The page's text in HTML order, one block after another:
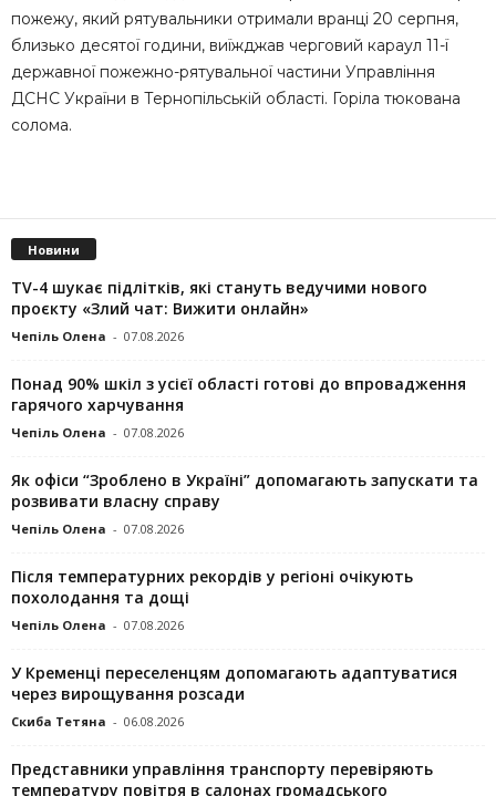
пожежу, який рятувальники отримали вранці 20 серпня,
близько десятої години, виїжджав черговий караул 11-ї
державної пожежно-рятувальної частини Управління
ДСНС України в Тернопільській області. Горіла тюкована
солома.
Новини
TV-4 шукає підлітків, які стануть ведучими нового
проєкту «Злий чат: Вижити онлайн»
Чепіль Олена - 07.08.2026
Понад 90% шкіл з усієї області готові до впровадження
гарячого харчування
Чепіль Олена - 07.08.2026
Як офіси “Зроблено в Україні” допомагають запускaти та
розвивати власну справу
Чепіль Олена - 07.08.2026
Після температурних рекордів у регіоні очікують
похолодання та дощі
Чепіль Олена - 07.08.2026
У Кременці переселенцям допомагають адаптуватися
через вирощування розсади
Скиба Тетяна - 06.08.2026
Представники управління транспорту перевіряють
температуру повітря в салонах громадського